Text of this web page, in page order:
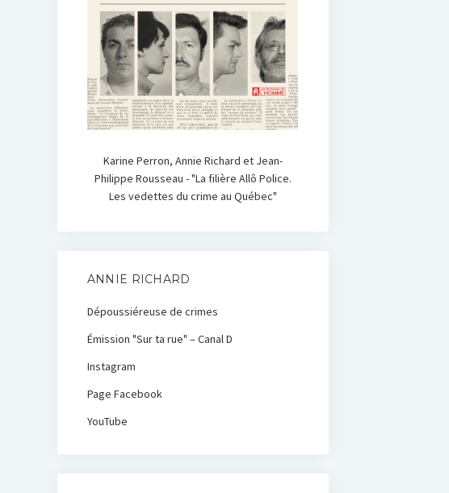
Karine Perron, Annie Richard et Jean-
Philippe Rousseau - "La filière Allô Police.
Les vedettes du crime au Québec"
ANNIE RICHARD
Dépoussiéreuse de crimes
Émission "Sur ta rue" – Canal D
Instagram
Page Facebook
YouTube